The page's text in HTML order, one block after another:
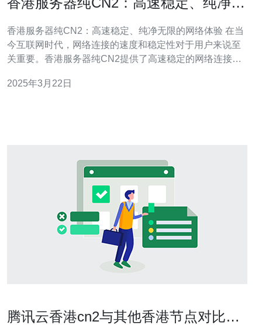
香港服务器纯CN2：高速稳定、纯净无限的网络体验 在当
今互联网时代，网络连接的速度和稳定性对于用户来说至
关重要。香港服务器纯CN2提供了高速稳定的网络连接，
观看高清视频还是进行在线游戏，都能够得到快速流畅的
2025年3月22日
腾讯云香港cn2与其他香港节点对比与